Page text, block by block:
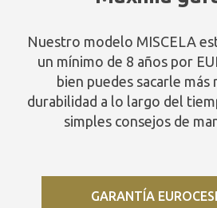
Nuestro modelo MISCELA
un mínimo de 8 años por
bien puedes sacarle
durabilidad a lo largo del
simples consejos de
GARANTÍA